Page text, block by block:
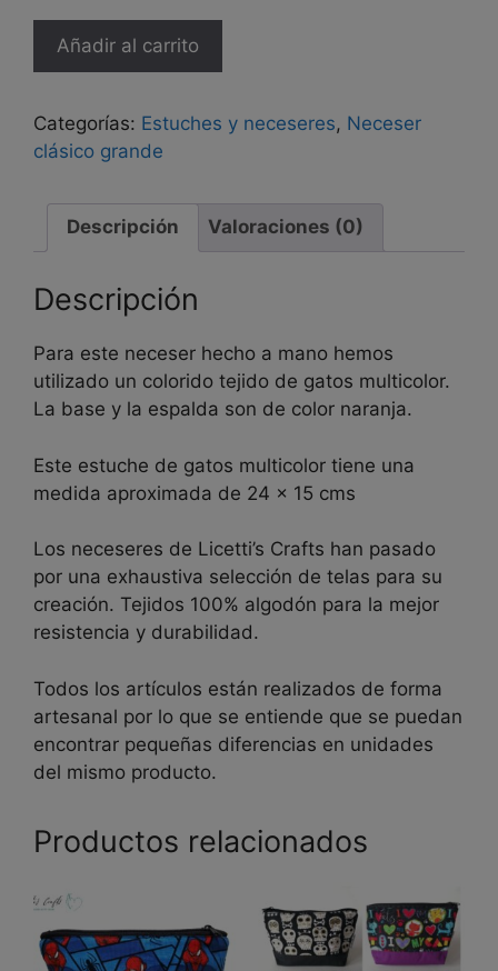
grande
multicolor
naranja"
Añadir al carrito
Categorías: Estuches y neceseres, Neceser
clásico grande
Descripción Valoraciones (0)
Descripción
Para este neceser hecho a mano hemos
utilizado un colorido tejido de gatos multicolor.
La base y la espalda son de color naranja.
Este estuche de gatos multicolor tiene una
medida aproximada de 24 x 15 cms
Los neceseres de Licetti’s Crafts han pasado
por una exhaustiva selección de telas para su
creación. Tejidos 100% algodón para la mejor
resistencia y durabilidad.
Todos los artículos están realizados de forma
artesanal por lo que se entiende que se puedan
encontrar pequeñas diferencias en unidades
del mismo producto.
Productos relacionados